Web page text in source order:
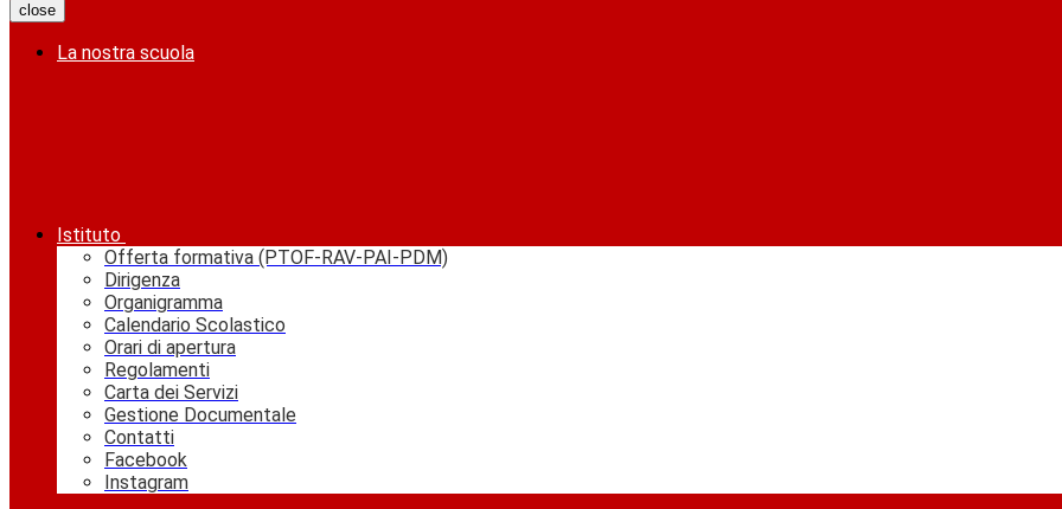
close
La nostra scuola
Istituto
Offerta formativa (PTOF-RAV-PAI-PDM)
Dirigenza
Organigramma
Calendario Scolastico
Orari di apertura
Regolamenti
Carta dei Servizi
Gestione Documentale
Contatti
Facebook
Instagram